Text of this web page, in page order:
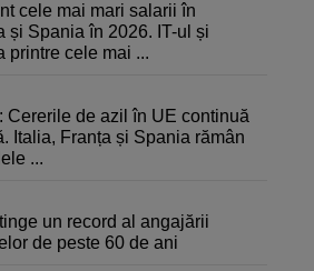
cele mai mari salarii în
și Spania în 2026. IT-ul și
printre cele mai ...
Cererile de azil în UE continuă
Italia, Franța și Spania rămân
...
un record al angajării
de peste 60 de ani